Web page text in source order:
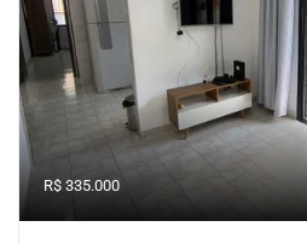
R$ 335.000